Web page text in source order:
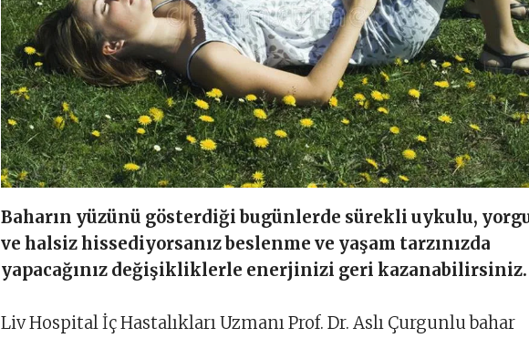
Baharın yüzünü gösterdiği bugünlerde sürekli uykulu,
ve halsiz hissediyorsanız beslenme ve yaşam tarzınızda
yapacağınız değişikliklerle enerjinizi geri
Liv Hospital İç Hastalıkları Uzmanı Prof. Dr. Aslı Çurgunlu bahar